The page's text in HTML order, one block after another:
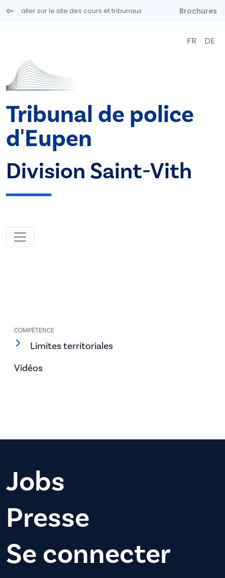
Aller au contenu principal
aller sur le site des cours et tribunaux Brochures
FR DE
Tribunal de police
d'Eupen
Division Saint-Vith
COMPÉTENCE
Limites territoriales
Vidéos
Jobs
Presse
Se connecter